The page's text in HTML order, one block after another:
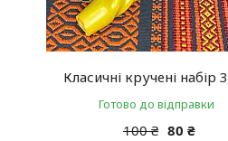
Класичні кручені набір
Готово до відправки
100 ₴ 80 ₴